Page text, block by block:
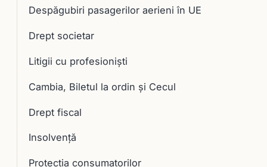
Despăgubiri pasagerilor aerieni în UE
Drept societar
Litigii cu profesioniști
Cambia, Biletul la ordin și Cecul
Drept fiscal
Insolvență
Protecția consumatorilor